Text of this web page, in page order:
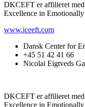
DKCEFT er affilieret
Excellence in Emotionally
www.iceeft.com
Dansk Center for
+45 51 42 41 66
Nicolai Eigtveds
DKCEFT er affilieret
Excellence in Emotionally